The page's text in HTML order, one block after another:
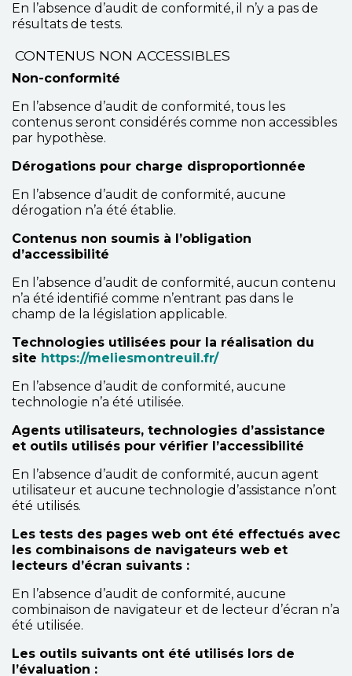
En l’absence d’audit de conformité, il n’y a pas de
résultats de tests.
CONTENUS NON ACCESSIBLES
Non-conformité
En l’absence d’audit de conformité, tous les
contenus seront considérés comme non accessibles
par hypothèse.
Dérogations pour charge disproportionnée
En l’absence d’audit de conformité, aucune
dérogation n’a été établie.
Contenus non soumis à l’obligation
d’accessibilité
En l’absence d’audit de conformité, aucun contenu
n’a été identifié comme n’entrant pas dans le
champ de la législation applicable.
Technologies utilisées pour la réalisation du
site https://meliesmontreuil.fr/
En l’absence d’audit de conformité, aucune
technologie n’a été utilisée.
Agents utilisateurs, technologies d’assistance
et outils utilisés pour vérifier l’accessibilité
En l’absence d’audit de conformité, aucun agent
utilisateur et aucune technologie d’assistance n’ont
été utilisés.
Les tests des pages web ont été effectués avec
les combinaisons de navigateurs web et
lecteurs d’écran suivants :
En l’absence d’audit de conformité, aucune
combinaison de navigateur et de lecteur d’écran n’a
été utilisée.
Les outils suivants ont été utilisés lors de
l’évaluation :